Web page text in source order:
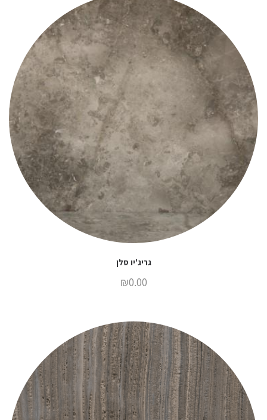
גריג'יו סלן
₪0.00